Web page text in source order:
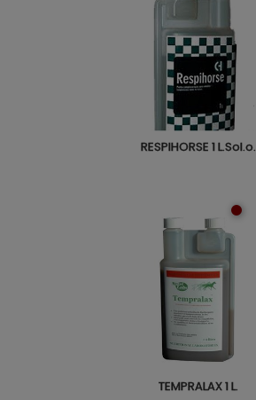
RESPIHORSE 1 L.Sol.o.
TEMPRALAX 1 L.